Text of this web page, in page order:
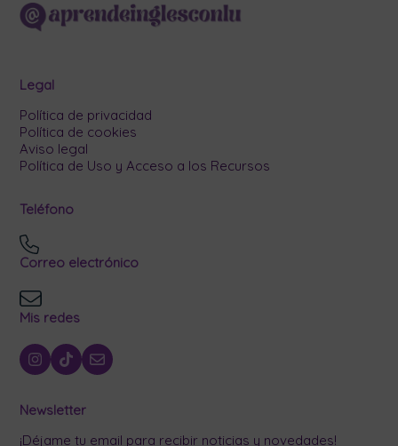
Legal
Política de privacidad
Política de cookies
Aviso legal
Política de Uso y Acceso a los Recursos
Teléfono
Correo electrónico
Mis redes
Newsletter
¡Déjame tu email para recibir noticias y novedades!